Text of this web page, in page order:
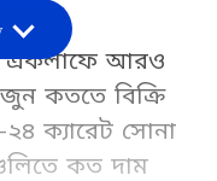
একলাফে আরও
কততে বিক্রি
ক্যারেট সোনা
কত দাম